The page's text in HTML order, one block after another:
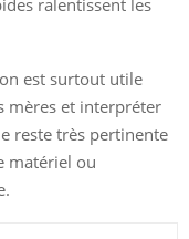
est surtout utile
mères et interpréter
reste très pertinente
matériel ou